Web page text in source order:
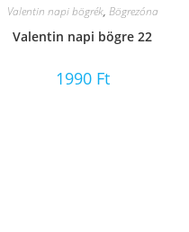
Valentin napi bögrék, Bögrezóna
Valentin napi bögre 22
1990 Ft